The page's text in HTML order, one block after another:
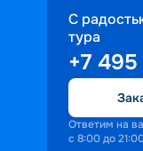
С
тура
+7
Ответим на
с 8:00 до